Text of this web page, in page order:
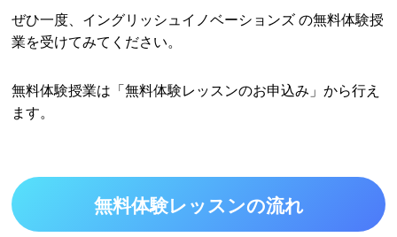
ぜひ一度、イングリッシュイノベーションズ の無料体験授
業を受けてみてください。
無料体験授業は「無料体験レッスンのお申込み」から行え
ます。
無料体験レッスンの流れ